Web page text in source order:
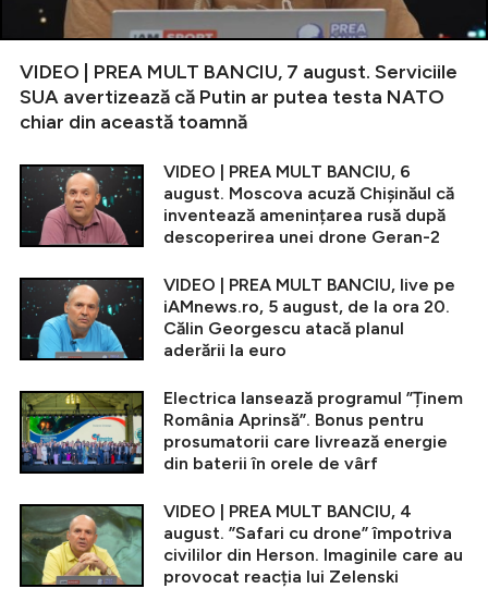
VIDEO | PREA MULT BANCIU, 7 august. Serviciile
SUA avertizează că Putin ar putea testa NATO
chiar din această toamnă
VIDEO | PREA MULT BANCIU, 6
august. Moscova acuză Chișinăul că
inventează amenințarea rusă după
descoperirea unei drone Geran-2
VIDEO | PREA MULT BANCIU, live pe
iAMnews.ro, 5 august, de la ora 20.
Călin Georgescu atacă planul
aderării la euro
Electrica lansează programul ”Ținem
România Aprinsă”. Bonus pentru
prosumatorii care livrează energie
din baterii în orele de vârf
VIDEO | PREA MULT BANCIU, 4
august. ”Safari cu drone” împotriva
civililor din Herson. Imaginile care au
provocat reacția lui Zelenski